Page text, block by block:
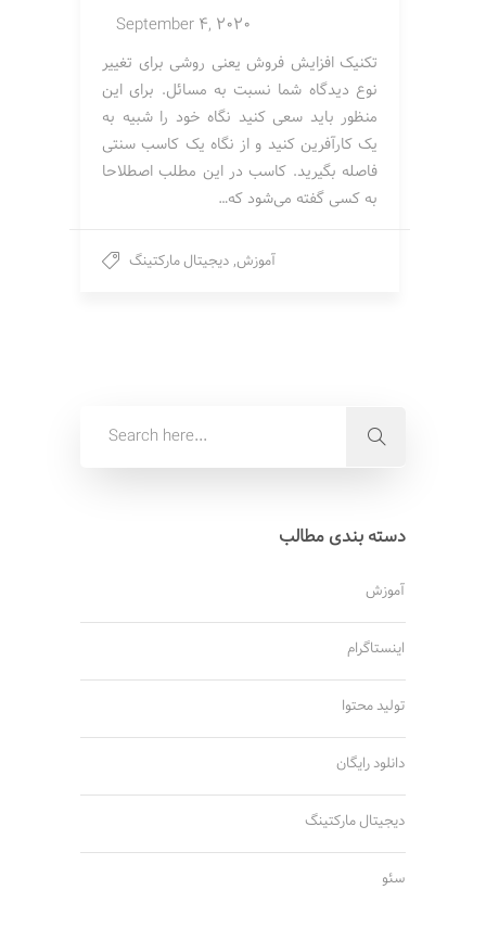
September 4, 2020
تکنیک افزایش فروش یعنی روشی برای تغییر
نوع دیدگاه شما نسبت به مسائل. برای این
منظور باید سعی کنید نگاه خود را شبیه به
یک کارآفرین کنید و از نگاه یک کاسب سنتی
فاصله بگیرید. کاسب در این مطلب اصطلاحا
به کسی گفته می‌شود که…
آموزش, دیجیتال مارکتینگ
دسته بندی مطالب
آموزش
اینستاگرام
تولید محتوا
دانلود رایگان
دیجیتال مارکتینگ
سئو